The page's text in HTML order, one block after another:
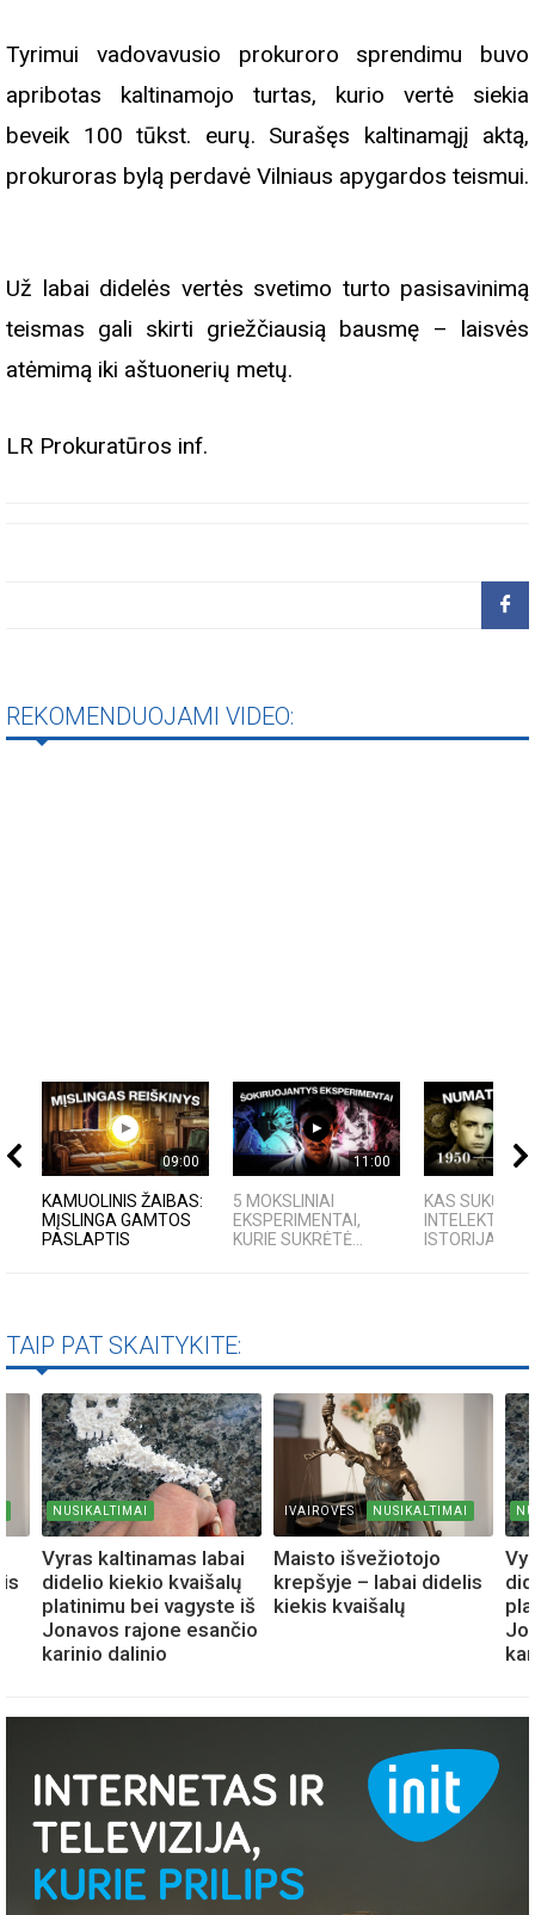
Tyrimui vadovavusio prokuroro sprendimu buvo
apribotas kaltinamojo turtas, kurio vertė siekia
beveik 100 tūkst. eurų. Surašęs kaltinamąjį aktą,
prokuroras bylą perdavė Vilniaus apygardos teismui.
Už labai didelės vertės svetimo turto pasisavinimą
teismas gali skirti griežčiausią bausmę – laisvės
atėmimą iki aštuonerių metų.
LR Prokuratūros inf.
REKOMENDUOJAMI VIDEO:
09:00
KAMUOLINIS ŽAIBAS:
MĮSLINGA GAMTOS
PASLAPTIS
11:00
5 MOKSLINIAI
EKSPERIMENTAI,
KURIE SUKRĖTĖ...
KAS SUKŪRĖ
INTELEKTĄ?
ISTORIJA IR
TAIP PAT SKAITYKITE:
NUSIKALTIMAI
Vyras kaltinamas labai
didelio kiekio kvaišalų
platinimu bei vagyste iš
Jonavos rajone esančio
karinio dalinio
IVAIROVES NUSIKALTIMAI
Maisto išvežiotojo
krepšyje – labai didelis
kiekis kvaišalų